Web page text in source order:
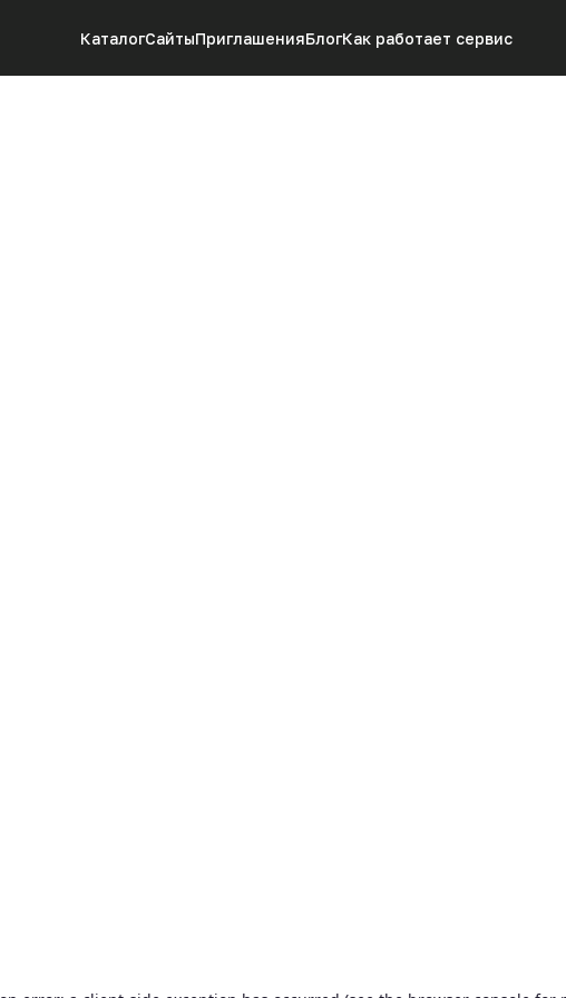
КаталогСайтыПриглашенияБлогКак работает сервис